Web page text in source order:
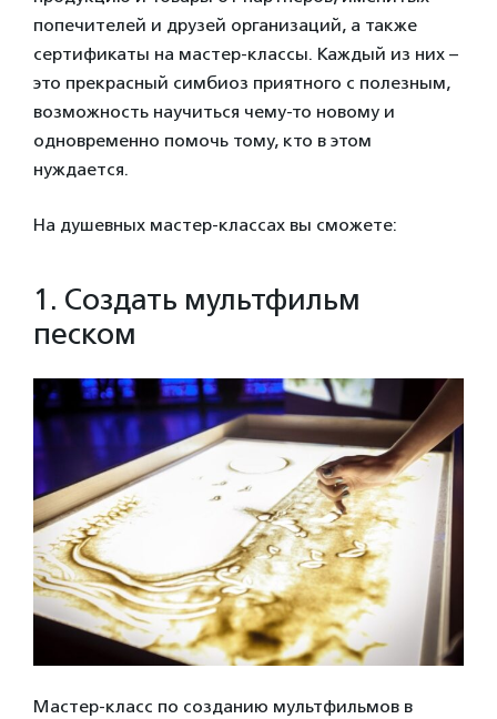
попечителей и друзей организаций, а также
сертификаты на мастер-классы. Каждый из них –
это прекрасный симбиоз приятного с полезным,
возможность научиться чему-то новому и
одновременно помочь тому, кто в этом
нуждается.
На душевных мастер-классах вы сможете:
1. Создать мультфильм
песком
Мастер-класс по созданию мультфильмов в